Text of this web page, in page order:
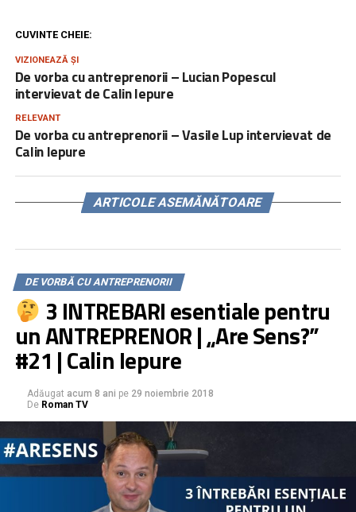
CUVINTE CHEIE:
VIZIONEAZĂ ȘI
De vorba cu antreprenorii – Lucian Popescul
intervievat de Calin Iepure
RELEVANT
De vorba cu antreprenorii – Vasile Lup intervievat de
Calin Iepure
ARTICOLE ASEMĂNĂTOARE
DE VORBĂ CU ANTREPRENORII
3 INTREBARI esentiale pentru
un ANTREPRENOR | „Are Sens?”
#21 | Calin Iepure
Adăugat acum 8 ani pe 29 noiembrie 2018
De Roman TV